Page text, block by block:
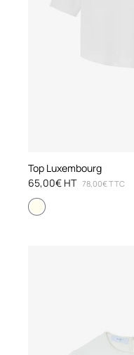
Top Luxembourg
65,00€ HT 78,00€ TTC
Écru